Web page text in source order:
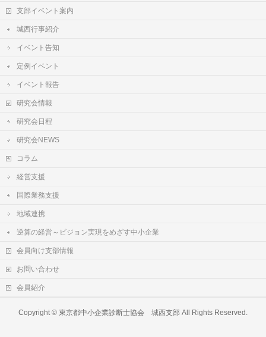
支部イベント案内
城西行事紹介
イベント告知
定例イベント
イベント報告
研究会情報
研究会日程
研究会NEWS
コラム
経営支援
国際業務支援
地域連携
逆算の経営～ビジョン実現をめざす中小企業
会員向け支部情報
お問い合わせ
会員紹介
Copyright © 東京都中小企業診断士協会 城西支部All Rights Reserved.